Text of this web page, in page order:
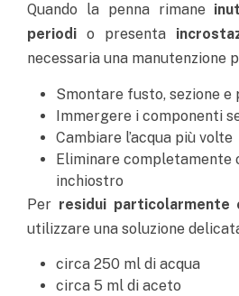
Quando la penna rimane
periodi o presenta
necessaria una manutenzione
Smontare fusto, sezione e
Immergere i componenti
Cambiare l’acqua più volte
Eliminare completamente
inchiostro
Per residui particolarmente
utilizzare una soluzione
circa 250 ml di acqua
circa 5 ml di aceto